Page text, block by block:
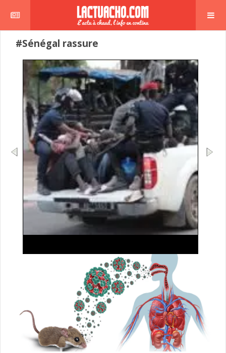
#Sénégal rassure
blanches et occupations anarchiques ciblées
Le Commissariat d'arrondissement de la Médina a mené, le 4
août 2026, une vaste opération de sécurisation dans plusieurs
lire plus